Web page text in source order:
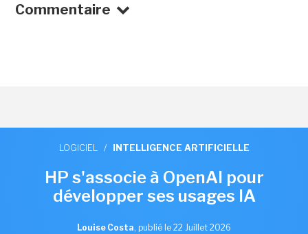
Commentaire
LOGICIEL / INTELLIGENCE ARTIFICIELLE
HP s'associe à OpenAI pour
développer ses usages IA
Louise Costa, publié le 22 Juillet 2026